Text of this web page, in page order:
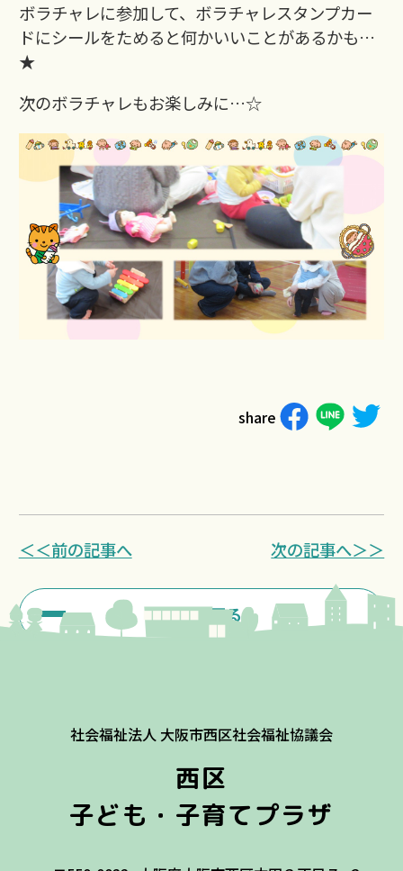
ボラチャレに参加して、ボラチャレスタンプカー
ドにシールをためると何かいいことがあるかも…
★
次のボラチャレもお楽しみに…☆
share
＜＜前の記事へ
一覧に戻る
次の記事へ＞＞
社会福祉法人 大阪市西区社会福祉協議会
西区
子ども・子育てプラザ